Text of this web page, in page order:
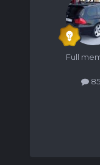
Full